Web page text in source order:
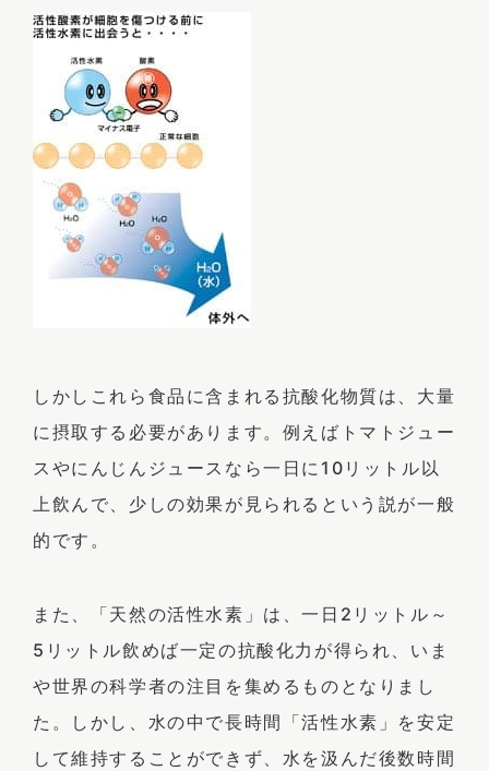
しかしこれら食品に含まれる抗酸化物質は、大量
に摂取する必要があります。例えばトマトジュー
スやにんじんジュースなら一日に10リットル以
上飲んで、少しの効果が見られるという説が一般
的です。
また、「天然の活性水素」は、一日2リットル～
5リットル飲めば一定の抗酸化力が得られ、いま
や世界の科学者の注目を集めるものとなりまし
た。しかし、水の中で長時間「活性水素」を安定
して維持することができず、水を汲んだ後数時間